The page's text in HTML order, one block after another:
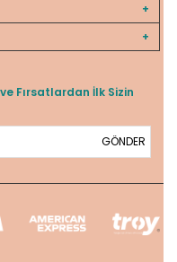
Fırsatlardan İlk Sizin
GÖNDER